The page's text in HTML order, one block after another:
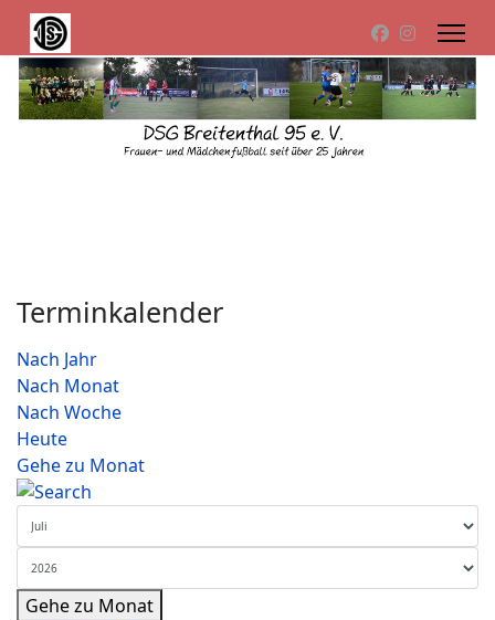
Terminkalender
Nach Jahr
Nach Monat
Nach Woche
Heute
Gehe zu Monat
Gehe zu Monat